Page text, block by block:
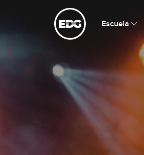
Escuela
Escuela de Guitarristas